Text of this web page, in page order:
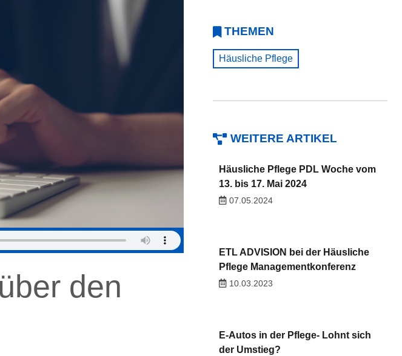
den
THEMEN
Häusliche Pflege
WEITERE ARTIKEL
Häusliche Pflege PDL Woche vom
13. bis 17. Mai 2024
07.05.2024
ETL ADVISION bei der Häusliche
Pflege Managementkonferenz
10.03.2023
E-Autos in der Pflege- Lohnt sich
der Umstieg?